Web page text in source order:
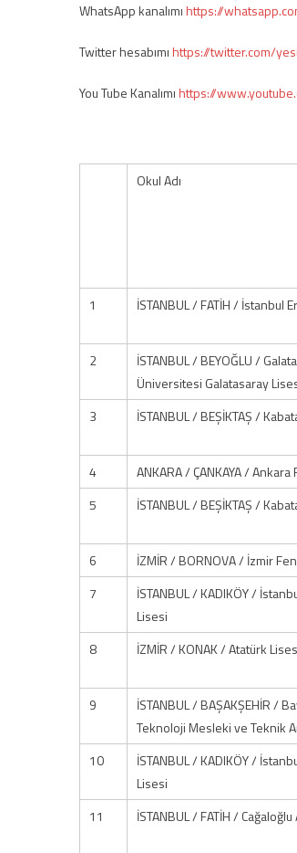
WhatsApp kanalımıhttps://
Twitter hesabımıhttps://twitter.com/
You Tube Kanalımıhttps://
Okul Adı
1
İSTANBUL / FATİH / İstanbul
2
İSTANBUL / BEYOĞLU /
Üniversitesi Galatasaray
3 İSTANBUL / BEŞİKTAŞ /
4 ANKARA / ÇANKAYA / Ankara
5
İSTANBUL / BEŞİKTAŞ /
6 İZMİR / BORNOVA / İzmir
7
İSTANBUL / KADIKÖY /
Lisesi
8 İZMİR / KONAK / Atatürk
9
İSTANBUL / BAŞAKŞEHİR /
Teknoloji Mesleki ve Teknik
10
İSTANBUL / KADIKÖY /
Lisesi
11 İSTANBUL / FATİH /